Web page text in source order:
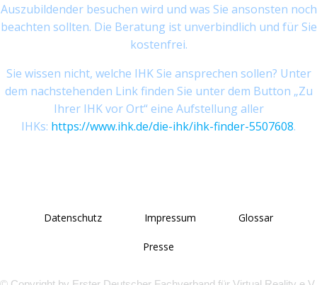
Auszubildender besuchen wird und was Sie ansonsten noch
beachten sollten. Die Beratung ist unverbindlich und für Sie
kostenfrei.
Sie wissen nicht, welche IHK Sie ansprechen sollen? Unter
dem nachstehenden Link finden Sie unter dem Button „Zu
Ihrer IHK vor Ort“ eine Aufstellung aller
IHKs: https://www.ihk.de/die-ihk/ihk-finder-5507608.
Datenschutz Impressum Glossar
Presse